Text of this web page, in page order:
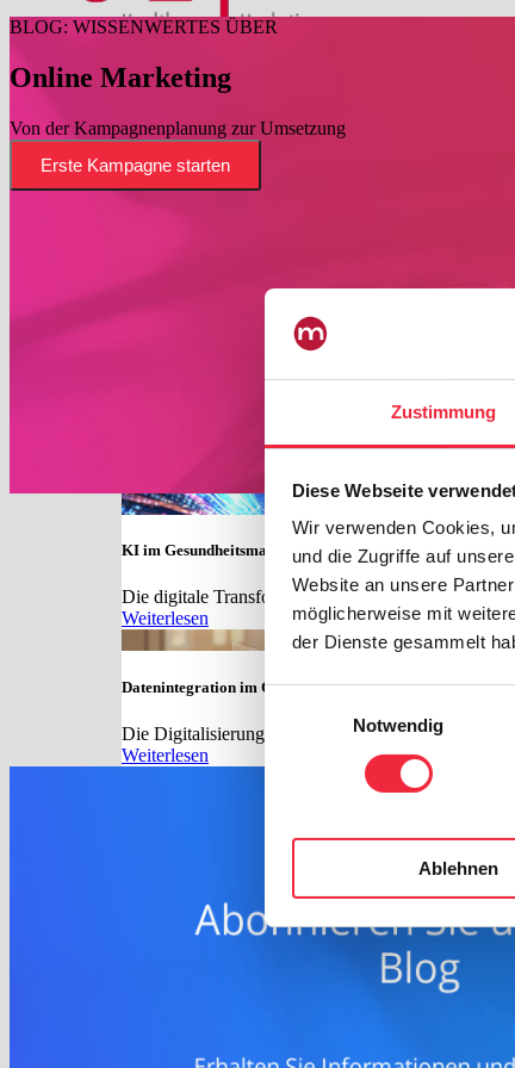
Zustimmung
Diese Webseite
Wir verwenden Cookies,
und die Zugriffe auf
Website an unsere
möglicherweise mit
der Dienste gesammelt
Einwilligungsauswahl
Notwendig
Ablehnen
Digitalisierung
E-Commerce
E-Procurement
Healthcare Marketing
BLOG: WISSENWERTES ÜBER
Online Marketing
Von der Kampagnenplanung zur Umsetzung
Erste Kampagne starten
KI im Gesundheitsmarkt: Best Practices für Marketing
Die digitale Transformation verändert den
Weiterlesen
Datenintegration im CRM: Best Practices zur Nutzung
Die Digitalisierung hat längst auch die
Weiterlesen